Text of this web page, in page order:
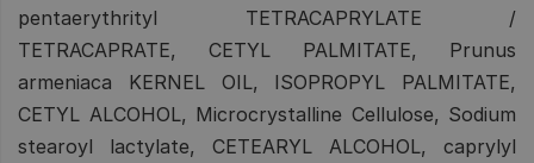
pentaerythrityl TETRACAPRYLATE /
TETRACAPRATE, CETYL PALMITATE, Prunus
armeniaca KERNEL OIL, ISOPROPYL PALMITATE,
CETYL ALCOHOL, Microcrystalline Cellulose, Sodium
stearoyl lactylate, CETEARYL ALCOHOL, caprylyl